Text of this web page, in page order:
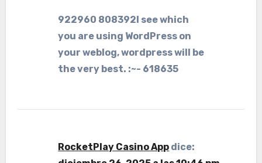
922960 808392I see which
you are using WordPress on
your weblog, wordpress will be
the very best. :~- 618635
RocketPlay Casino App dice: